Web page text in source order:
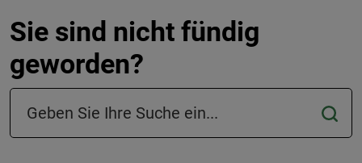
Sie sind nicht fündig
geworden?
Suchfeld in der Fußzeile